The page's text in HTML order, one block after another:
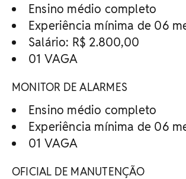
Ensino médio completo
Experiência mínima de 06
Salário: R$ 2.800,00
01 VAGA
MONITOR DE ALARMES
Ensino médio completo
Experiência mínima de 06
01 VAGA
OFICIAL DE MANUTENÇÃO